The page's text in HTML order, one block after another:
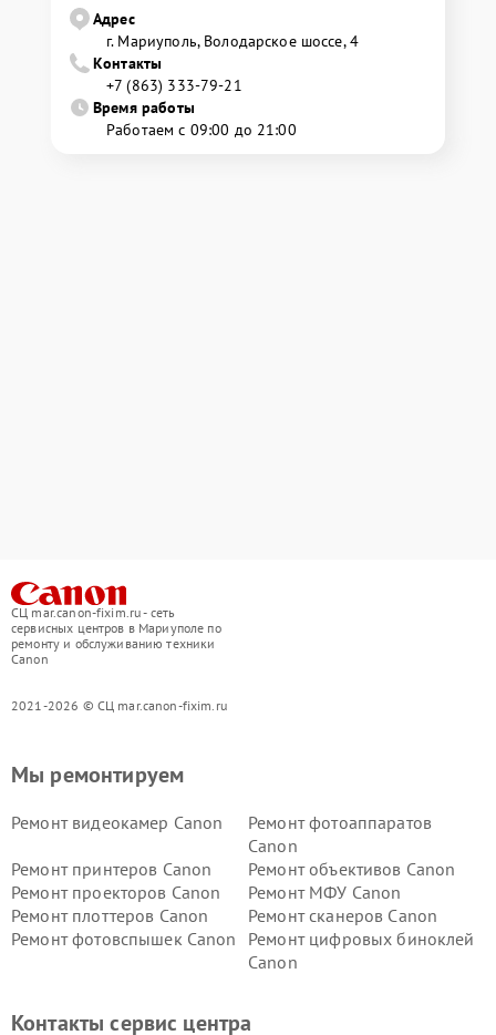
Адрес
г. Мариуполь, Володарское шоссе, 4
Контакты
+7 (863) 333-79-21
Время работы
Работаем с 09:00 до 21:00
СЦ mar.canon-fixim.ru - сеть
сервисных центров в Мариуполе по
ремонту и обслуживанию техники
Canon
2021-2026 © СЦ mar.canon-fixim.ru
Мы ремонтируем
Ремонт видеокамер Canon
Ремонт фотоаппаратов
Canon
Ремонт принтеров Canon
Ремонт объективов Canon
Ремонт проекторов Canon
Ремонт МФУ Canon
Ремонт плоттеров Canon
Ремонт сканеров Canon
Ремонт фотовспышек Canon
Ремонт цифровых биноклей
Canon
Контакты сервис центра